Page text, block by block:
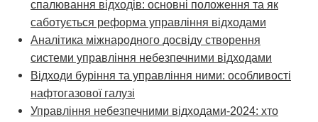
спалювання відходів: основні положення та як
саботується реформа управління відходами
Аналітика міжнародного досвіду створення
системи управління небезпечними відходами
Відходи буріння та управління ними: особливості
нафтогазової галузі
Управління небезпечними відходами-2024: хто